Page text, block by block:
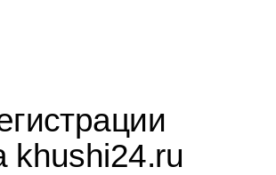
khushi24.ru